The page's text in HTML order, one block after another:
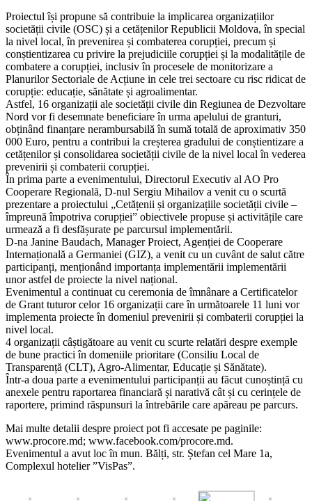
Proiectul își propune să contribuie la implicarea organizațiilor
societății civile (OSC) și a cetățenilor Republicii Moldova, în special
la nivel local, în prevenirea și combaterea corupției, precum și
conștientizarea cu privire la prejudiciile corupției și la modalitățile de
combatere a corupției, inclusiv în procesele de monitorizare a
Planurilor Sectoriale de Acțiune in cele trei sectoare cu risc ridicat de
corupție: educație, sănătate și agroalimentar.
Astfel, 16 organizații ale societății civile din Regiunea de Dezvoltare
Nord vor fi desemnate beneficiare în urma apelului de granturi,
obținând finanțare nerambursabilă în sumă totală de aproximativ 350
000 Euro, pentru a contribui la creșterea gradului de conștientizare a
cetățenilor și consolidarea societății civile de la nivel local în vederea
prevenirii și combaterii corupției.
În prima parte a evenimentului, Directorul Executiv al AO Pro
Cooperare Regională, D-nul Sergiu Mihailov a venit cu o scurtă
prezentare a proiectului „Cetățenii și organizațiile societății civile –
împreună împotriva corupției” obiectivele propuse și activitățile care
urmează a fi desfășurate pe parcursul implementării.
D-na Janine Baudach, Manager Proiect, Agenției de Cooperare
Internațională a Germaniei (GIZ), a venit cu un cuvânt de salut către
participanți, menționând importanța implementării implementării
unor astfel de proiecte la nivel național.
Evenimentul a continuat cu ceremonia de îmnânare a Certificatelor
de Grant tuturor celor 16 organizații care în următoarele 11 luni vor
implementa proiecte în domeniul prevenirii și combaterii corupției la
nivel local.
4 organizații câștigătoare au venit cu scurte relatări despre exemple
de bune practici în domeniile prioritare (Consiliu Local de
Transparență (CLT), Agro-Alimentar, Educație și Sănătate).
Într-a doua parte a evenimentului participanții au făcut cunoștință cu
anexele pentru raportarea financiară și narativă cât și cu cerințele de
raportere, primind răspunsuri la întrebările care apăreau pe parcurs.
Mai multe detalii despre proiect pot fi accesate pe paginile:
www.procore.md; www.facebook.com/procore.md.
Evenimentul a avut loc în mun. Bălți, str. Ștefan cel Mare 1a,
Complexul hotelier ”VisPas”.